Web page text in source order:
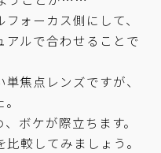
ォーカス側にして、
アルで合わせることで
焦点レンズですが、
ボケが際立ちます。
較してみましょう。